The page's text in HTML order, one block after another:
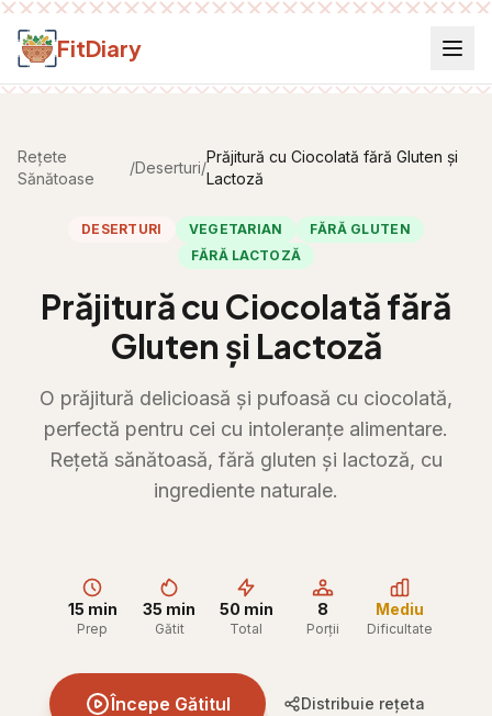
Salt la conținut
FitDiary
Rețete
Sănătoase
/Deserturi/
Prăjitură cu Ciocolată fără Gluten și
Lactoză
DESERTURI VEGETARIAN
FĂRĂ GLUTEN
FĂRĂ LACTOZĂ
Prăjitură cu Ciocolată fără
Gluten și Lactoză
O prăjitură delicioasă și pufoasă cu ciocolată,
perfectă pentru cei cu intoleranțe alimentare.
Rețetă sănătoasă, fără gluten și lactoză, cu
ingrediente naturale.
15 min
Prep
35 min
Gătit
50 min
Total
8
Porții
Mediu
Dificultate
Începe Gătitul Distribuie rețeta